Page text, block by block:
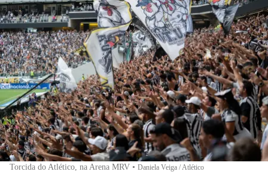
Torcida do Atlético, na Arena MRV • Daniela Veiga / Atlético